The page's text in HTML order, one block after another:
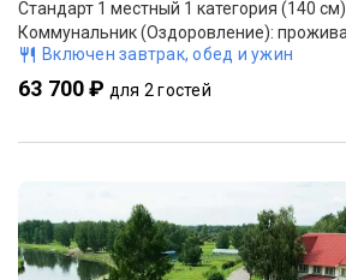
Стандарт 1 местный 1 категория (140 см)
Включен завтрак, обед и ужин
63 700 ₽ для 2 гостей